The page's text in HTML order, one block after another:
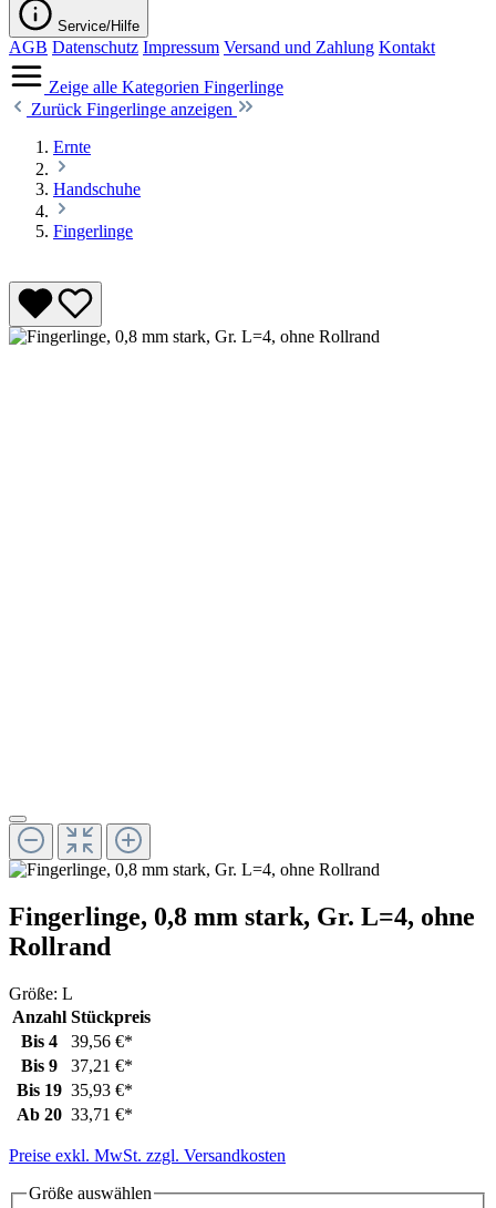
Service/Hilfe
AGB Datenschutz Impressum Versand und Zahlung Kontakt
Zeige alle Kategorien Fingerlinge
Zurück Fingerlinge anzeigen
Ernte
Handschuhe
Fingerlinge
Fingerlinge, 0,8 mm stark, Gr. L=4, ohne
Rollrand
Größe: L
Anzahl Stückpreis
Bis 4
39,56 €*
Bis 9
37,21 €*
Bis 19 35,93 €*
Ab 20 33,71 €*
Preise exkl. MwSt. zzgl. Versandkosten
Größe auswählen